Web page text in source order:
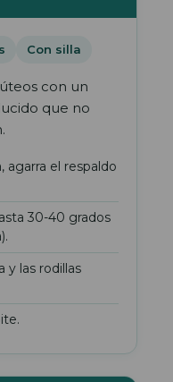
Con silla
con un
que no
agarra el respaldo
30-40 grados
y las rodillas